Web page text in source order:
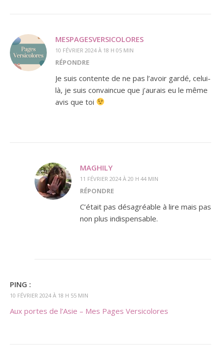
MESPAGESVERSICOLORES
10 FÉVRIER 2024 À 18 H 05 MIN
RÉPONDRE
Je suis contente de ne pas l’avoir gardé, celui-
là, je suis convaincue que j’aurais eu le même
avis que toi
MAGHILY
11 FÉVRIER 2024 À 20 H 44 MIN
RÉPONDRE
C’était pas désagréable à lire mais pas
non plus indispensable.
PING :
10 FÉVRIER 2024 À 18 H 55 MIN
Aux portes de l’Asie – Mes Pages Versicolores